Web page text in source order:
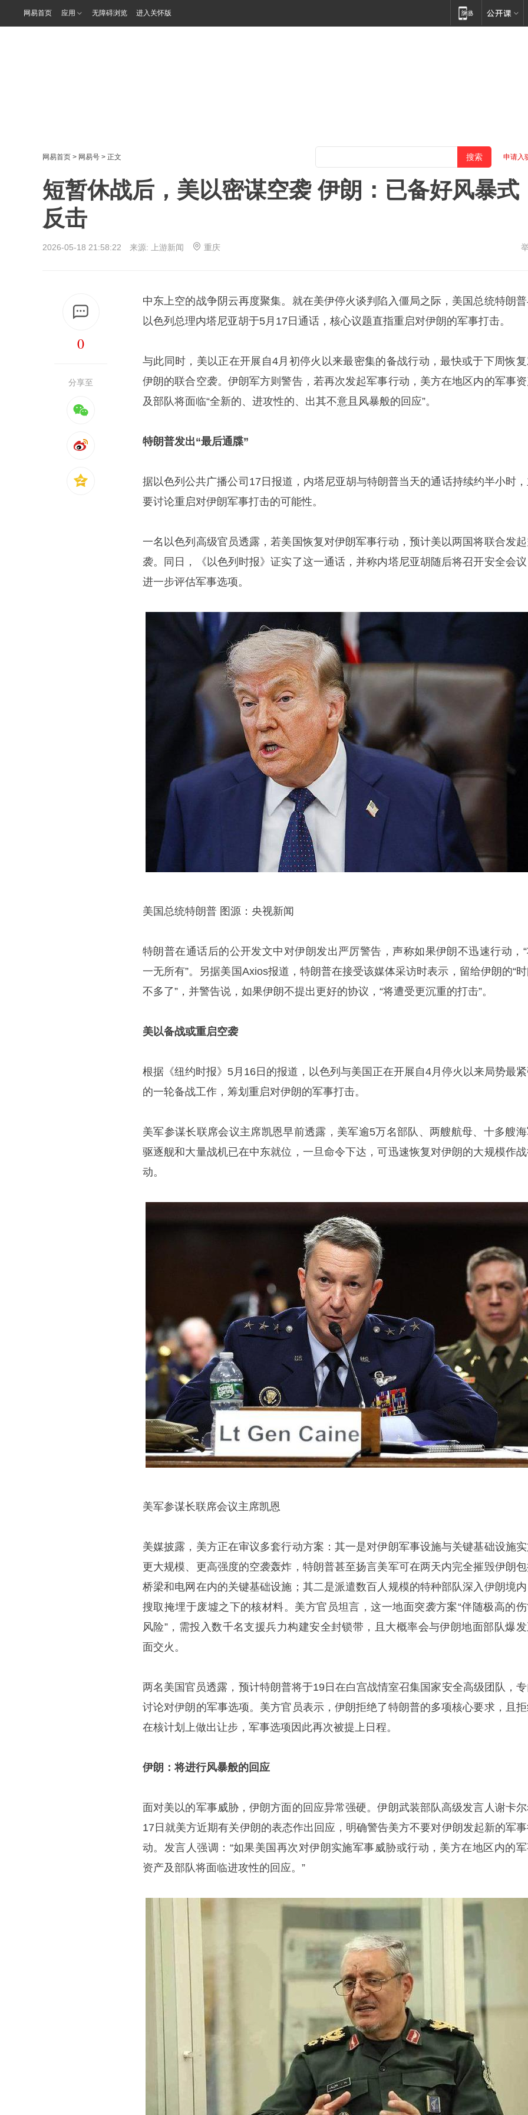
网易首页 应用 无障碍浏览 进入关怀版
网易首页 > 网易号 > 正文 申请入
短暂休战后，美以密谋空袭 伊朗：已备好风暴式
反击
2026-05-18 21:58:22 来源: 上游新闻 重庆
0
分享至
中东上空的战争阴云再度聚集。就在美伊停火谈判陷入僵局之际，美国总统特朗
以色列总理内塔尼亚胡于5月17日通话，核心议题直指重启对伊朗的军事打击。
与此同时，美以正在开展自4月初停火以来最密集的备战行动，最快或于下周恢
伊朗的联合空袭。伊朗军方则警告，若再次发起军事行动，美方在地区内的军事
及部队将面临“全新的、进攻性的、出其不意且风暴般的回应”。
特朗普发出“最后通牒”
据以色列公共广播公司17日报道，内塔尼亚胡与特朗普当天的通话持续约半小时
要讨论重启对伊朗军事打击的可能性。
一名以色列高级官员透露，若美国恢复对伊朗军事行动，预计美以两国将联合发
袭。同日，《以色列时报》证实了这一通话，并称内塔尼亚胡随后将召开安全会
进一步评估军事选项。
美国总统特朗普 图源：央视新闻
特朗普在通话后的公开发文中对伊朗发出严厉警告，声称如果伊朗不迅速行动，
一无所有”。另据美国Axios报道，特朗普在接受该媒体采访时表示，留给伊朗的“
不多了”，并警告说，如果伊朗不提出更好的协议，“将遭受更沉重的打击”。
美以备战或重启空袭
根据《纽约时报》5月16日的报道，以色列与美国正在开展自4月停火以来局势最
的一轮备战工作，筹划重启对伊朗的军事打击。
美军参谋长联席会议主席凯恩早前透露，美军逾5万名部队、两艘航母、十多艘
驱逐舰和大量战机已在中东就位，一旦命令下达，可迅速恢复对伊朗的大规模作
动。
美军参谋长联席会议主席凯恩
美媒披露，美方正在审议多套行动方案：其一是对伊朗军事设施与关键基础设施
更大规模、更高强度的空袭轰炸，特朗普甚至扬言美军可在两天内完全摧毁伊朗
桥梁和电网在内的关键基础设施；其二是派遣数百人规模的特种部队深入伊朗境
搜取掩埋于废墟之下的核材料。美方官员坦言，这一地面突袭方案“伴随极高的
风险”，需投入数千名支援兵力构建安全封锁带，且大概率会与伊朗地面部队爆
面交火。
两名美国官员透露，预计特朗普将于19日在白宫战情室召集国家安全高级团队，
讨论对伊朗的军事选项。美方官员表示，伊朗拒绝了特朗普的多项核心要求，且
在核计划上做出让步，军事选项因此再次被提上日程。
伊朗：将进行风暴般的回应
面对美以的军事威胁，伊朗方面的回应异常强硬。伊朗武装部队高级发言人谢卡
17日就美方近期有关伊朗的表态作出回应，明确警告美方不要对伊朗发起新的军
动。发言人强调：“如果美国再次对伊朗实施军事威胁或行动，美方在地区内的
资产及部队将面临进攻性的回应。”